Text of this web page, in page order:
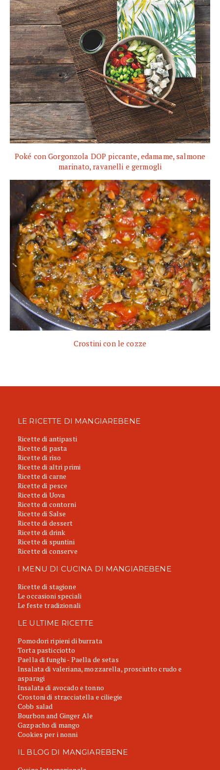
Poké con Gorgonzola DOP piccante, edamame, salmone
marinato, ravanelli e germogli
Crostini con le cozze
LE RICETTE DI MANGIAREBENE
Ricette di antipasti
Ricette di pasta
Ricette di riso
Ricette di altri primi
Ricette di carne
Ricette di pesce
Ricette di Uova
Ricette di contorni
Ricette di Salse
Ricette di dessert
Ricette di drink
Ricette di spuntini
Ricette di conserve
I MENU DI CUCINA DI MANGIAREBENE
Ricette di stagione
Le occasioni speciali
Le feste tradizionali
LE ULTIME RICETTE
Pomodori ripieni di burrata
Torta pasticciotto
Paella di funghi - Paella de setas
Insalata di valeriana, mozzarella, prosciutto crudo e
asparagi
Insalata di avocado e tonno
Crostoni di stracciatella e ciliegie
Cobb salad
Bourbon and Ginger Ale
Gazpacho di mango
Cookies per i nonni
IL BLOG DI MANGIAREBENE